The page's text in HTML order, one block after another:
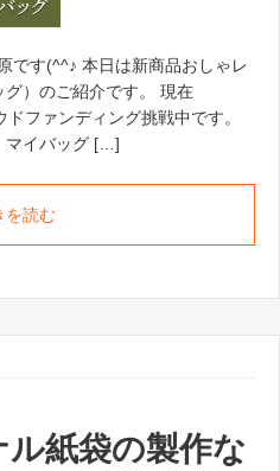
です(^^♪ 本日は新商品おしゃレ
）のご紹介です。 現在
ファンディング挑戦中です。
マイバッグ […]
を読む
紙袋の製作な